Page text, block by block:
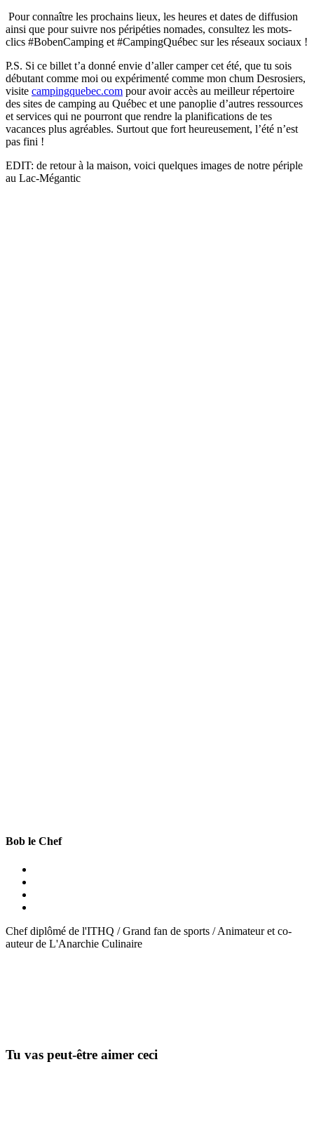
Pour connaître les prochains lieux, les heures et dates de diffusion
ainsi que pour suivre nos péripéties nomades, consultez les mots-
clics #BobenCamping et #CampingQuébec sur les réseaux sociaux !
P.S. Si ce billet t’a donné envie d’aller camper cet été, que tu sois
débutant comme moi ou expérimenté comme mon chum Desrosiers,
visite campingquebec.com pour avoir accès au meilleur répertoire
des sites de camping au Québec et une panoplie d’autres ressources
et services qui ne pourront que rendre la planifications de tes
vacances plus agréables. Surtout que fort heureusement, l’été n’est
pas fini !
EDIT: de retour à la maison, voici quelques images de notre périple
au Lac-Mégantic
Bob le Chef
Chef diplômé de l'ITHQ / Grand fan de sports / Animateur et co-
auteur de L'Anarchie Culinaire
Tu vas peut-être aimer ceci